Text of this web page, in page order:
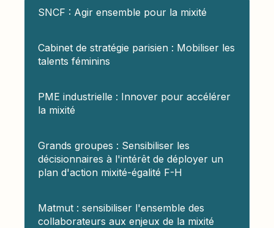
SNCF : Agir ensemble pour la mixité
Cabinet de stratégie parisien : Mobiliser les
talents féminins
PME industrielle : Innover pour accélérer
la mixité
Grands groupes : Sensibiliser les
décisionnaires à l'intérêt de déployer un
plan d'action mixité-égalité F-H
Matmut : sensibiliser l'ensemble des
collaborateurs aux enjeux de la mixité